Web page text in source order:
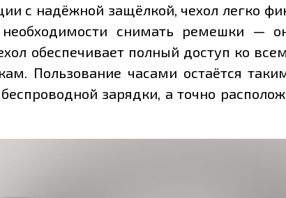
с надёжной защёлкой, чехол легко
снимать ремешки —
обеспечивает полный доступ ко
Пользование часами остаётся
зарядки, а точно